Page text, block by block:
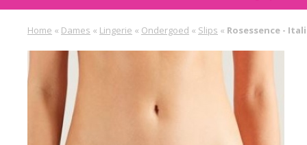
Home « Dames « Lingerie « Ondergoed « Slips « Rosessence -